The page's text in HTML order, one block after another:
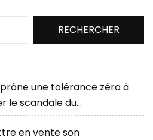
RECHERCHER
une tolérance zéro à
le scandale du…
en vente son